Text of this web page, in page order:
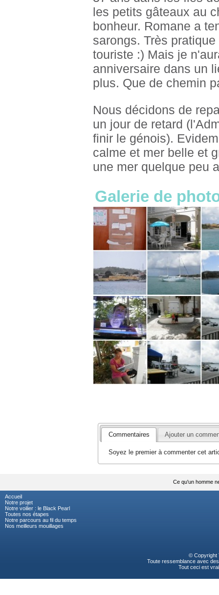
les petits gâteaux au
bonheur. Romane a
sarongs. Très
touriste :) Mais je
anniversaire dans un
plus. Que de chemin
Nous décidons de
un jour de retard
finir le génois).
calme et mer belle et
une mer quelque peu
Galerie de
Commentaires Ajouter un
Soyez le premier à commenter cet
Ce qu'un homme
Accueil
Notre projet
Notre voilier : le Black Pearl
Toutes nos étapes
Notre parcours au fil du temps
Nos meilleurs mouillages
© Copyright
Toute ressemblance avec
Tout ceci est